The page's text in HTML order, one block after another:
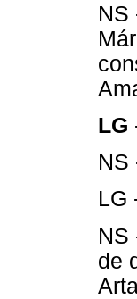
NS
LG
NS
LG
NS
de